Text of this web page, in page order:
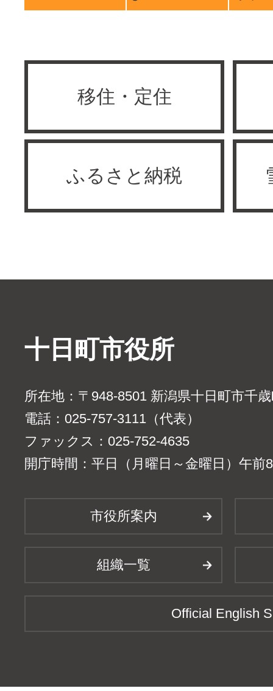
移住・定住
ふるさと納税
十日町市役所
所在地：〒948-8501 新潟県十日町市千
電話：025-757-3111（代表）
ファックス：025-752-4635
開庁時間：平日（月曜日～金曜日）午前
市役所案内
組織一覧
Official English